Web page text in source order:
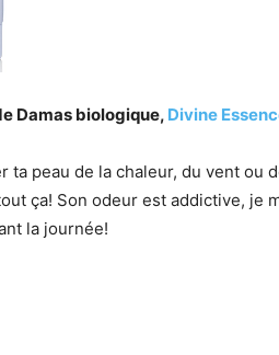
Damas biologique, Divine
ta peau de la chaleur, du vent ou
ça! Son odeur est addictive, je
la journée!